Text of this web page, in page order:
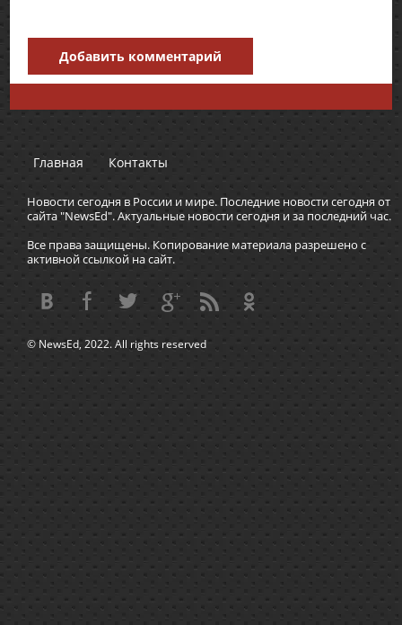
Добавить комментарий
Главная Контакты
Новости сегодня в России и мире. Последние новости сегодня от
сайта "NewsEd". Актуальные новости сегодня и за последний час.
Все права защищены. Копирование материала разрешено с
активной ссылкой на сайт.
© NewsEd, 2022. All rights reserved